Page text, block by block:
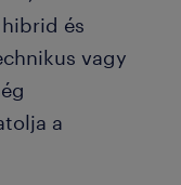
és
vagy
a